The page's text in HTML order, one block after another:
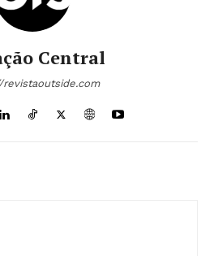
Central